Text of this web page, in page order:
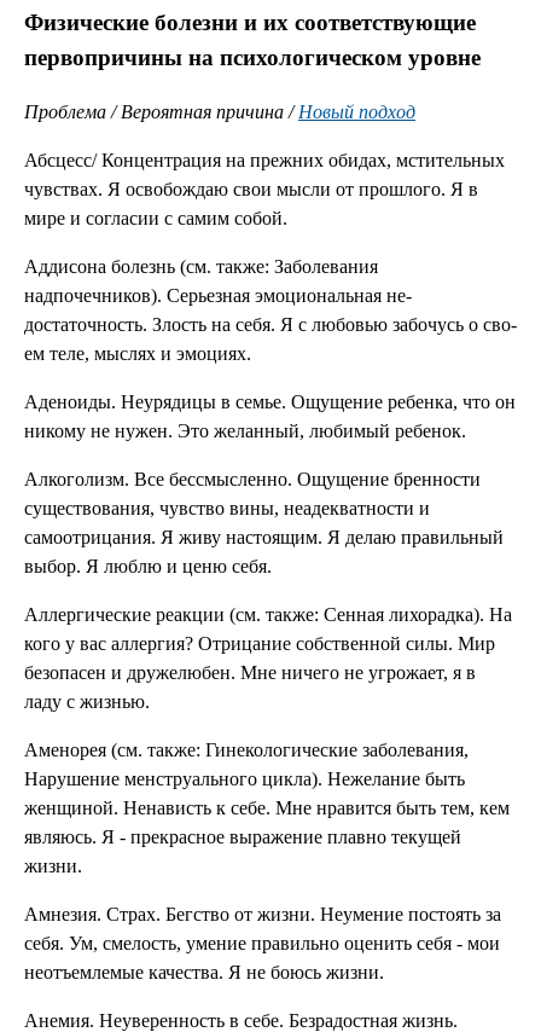
Физические болезни и их соответствующие
первопричины на психологическом уровне
Проблема / Вероятная причина /Новый подход
Абсцесс/ Концентрация на прежних обидах, мстительных
чувст­вах. Я освобождаю свои мысли от прошлого. Я в
мире и со­гласии с самим собой.
Аддисона болезнь (см. также: Заболева­ния
надпочечников). Серьезная эмоциональная не­
достаточность. Злость на себя. Я с любовью забочусь о сво­
ем теле, мыслях и эмоциях.
Аденоиды. Неурядицы в семье. Ощуще­ние ребенка, что он
никому не нужен. Это желанный, любимый ре­бенок.
Алкоголизм. Все бессмысленно. Ощуще­ние бренности
существова­ния, чувство вины, неадек­ватности и
самоотрицания. Я живу настоящим. Я делаю правильный
выбор. Я люб­лю и ценю себя.
Аллергические реак­ции (см. также: Сен­ная лихорадка). На
кого у вас аллергия? От­рицание собственной силы. Мир
безопасен и дружелю­бен. Мне ничего не угрожа­ет, я в
ладу с жизнью.
Аменорея (см. также: Гинекологические заболевания,
Нару­шение менструаль­ного цикла). Нежелание быть
женщиной. Ненависть к себе. Мне нравится быть тем, кем
являюсь. Я - прекрасное вы­ражение плавно текущей
жизни.
Амнезия. Страх. Бегство от жизни. Не­умение постоять за
себя. Ум, смелость, умение пра­вильно оценить себя - мои
неотъемлемые качества. Я не боюсь жизни.
Анемия. Неуверенность в себе. Безра­достная жизнь.